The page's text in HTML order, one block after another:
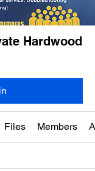
Hardwood
Files Members